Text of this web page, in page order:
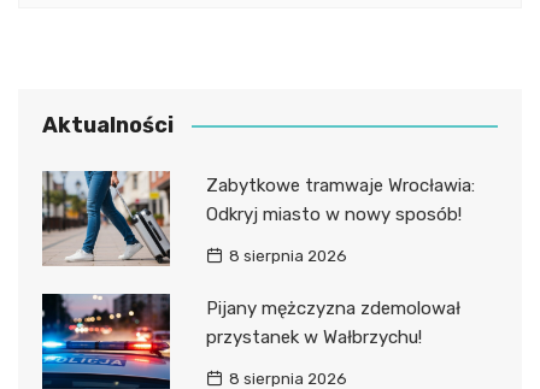
Aktualności
Zabytkowe tramwaje Wrocławia:
Odkryj miasto w nowy sposób!
8 sierpnia 2026
Pijany mężczyzna zdemolował
przystanek w Wałbrzychu!
8 sierpnia 2026